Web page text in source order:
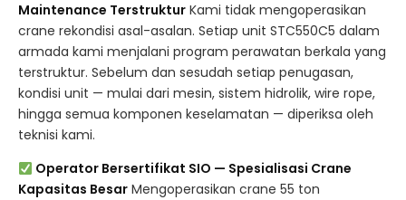
Maintenance Terstruktur Kami tidak mengoperasikan
crane rekondisi asal-asalan. Setiap unit STC550C5 dalam
armada kami menjalani program perawatan berkala yang
terstruktur. Sebelum dan sesudah setiap penugasan,
kondisi unit — mulai dari mesin, sistem hidrolik, wire rope,
hingga semua komponen keselamatan — diperiksa oleh
teknisi kami.
Operator Bersertifikat SIO — Spesialisasi Crane
Kapasitas Besar Mengoperasikan crane 55 ton